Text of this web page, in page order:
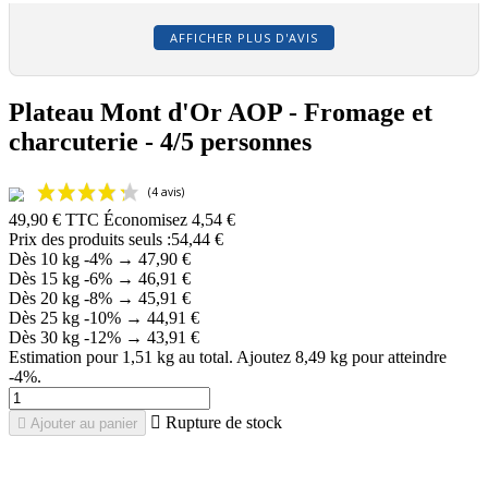
AFFICHER PLUS D'AVIS
Plateau Mont d'Or AOP - Fromage et
charcuterie - 4/5 personnes
49,90 € TTC Économisez 4,54 €
Prix des produits seuls :54,44 €
Dès 10 kg -4% → 47,90 €
Dès 15 kg -6% → 46,91 €
Dès 20 kg -8% → 45,91 €
Dès 25 kg -10% → 44,91 €
Dès 30 kg -12% → 43,91 €
Estimation pour 1,51 kg au total. Ajoutez 8,49 kg pour atteindre
-4%.
 Ajouter au panier  Rupture de stock